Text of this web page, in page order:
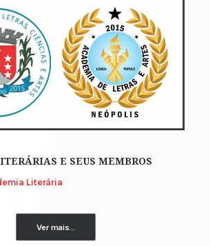
E SEUS MEMBROS
Literária
Ver mais...